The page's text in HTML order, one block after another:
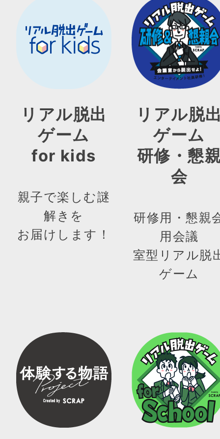
リアル脱出
ゲーム
for kids
親子で楽しむ謎
解きを
お届けします！
リアル脱
ゲーム
研修・懇
会
研修用・懇親
用会議
室型リアル脱
ゲーム